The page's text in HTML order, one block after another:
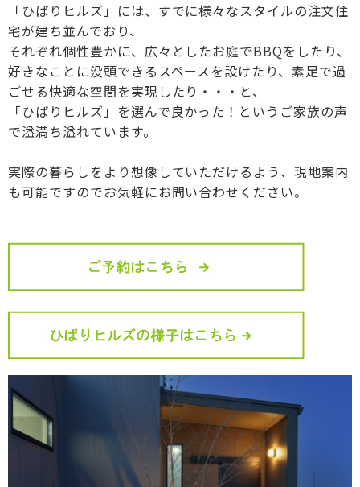
「ひばりヒルズ」には、すでに様々なスタイルの注文住
宅が建ち並んでおり、
それぞれ個性豊かに、広々としたお庭でBBQをしたり、
好きなことに没頭できるスペースを設けたり、素足で過
ごせる快適な空間を実現したり・・・と、
「ひばりヒルズ」を選んで良かった！というご家族の声
で溢満ち溢れています。
実際の暮らしをより想像していただけるよう、現地案内
も可能ですのでお気軽にお問い合わせください。